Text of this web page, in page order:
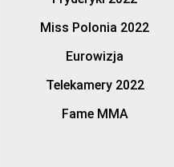
Miss Polonia 2022
Eurowizja
Telekamery 2022
Fame MMA